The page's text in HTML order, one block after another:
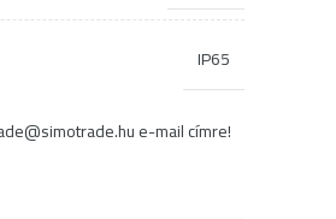
IP65
e-mail címre!